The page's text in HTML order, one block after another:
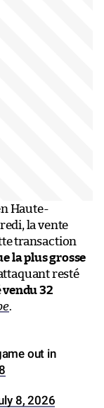
Haute-
la vente
transaction
la plus grosse
resté
vendu 32
.
out in
8, 2026